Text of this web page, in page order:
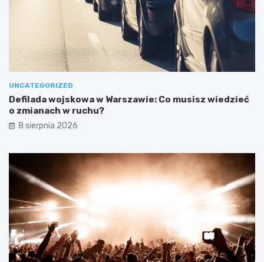
UNCATEGORIZED
Defilada wojskowa w Warszawie: Co musisz wiedzieć
o zmianach w ruchu?
8 sierpnia 2026